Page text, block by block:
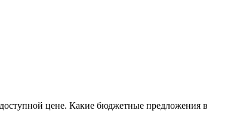
цене. Какие бюджетные предложения в